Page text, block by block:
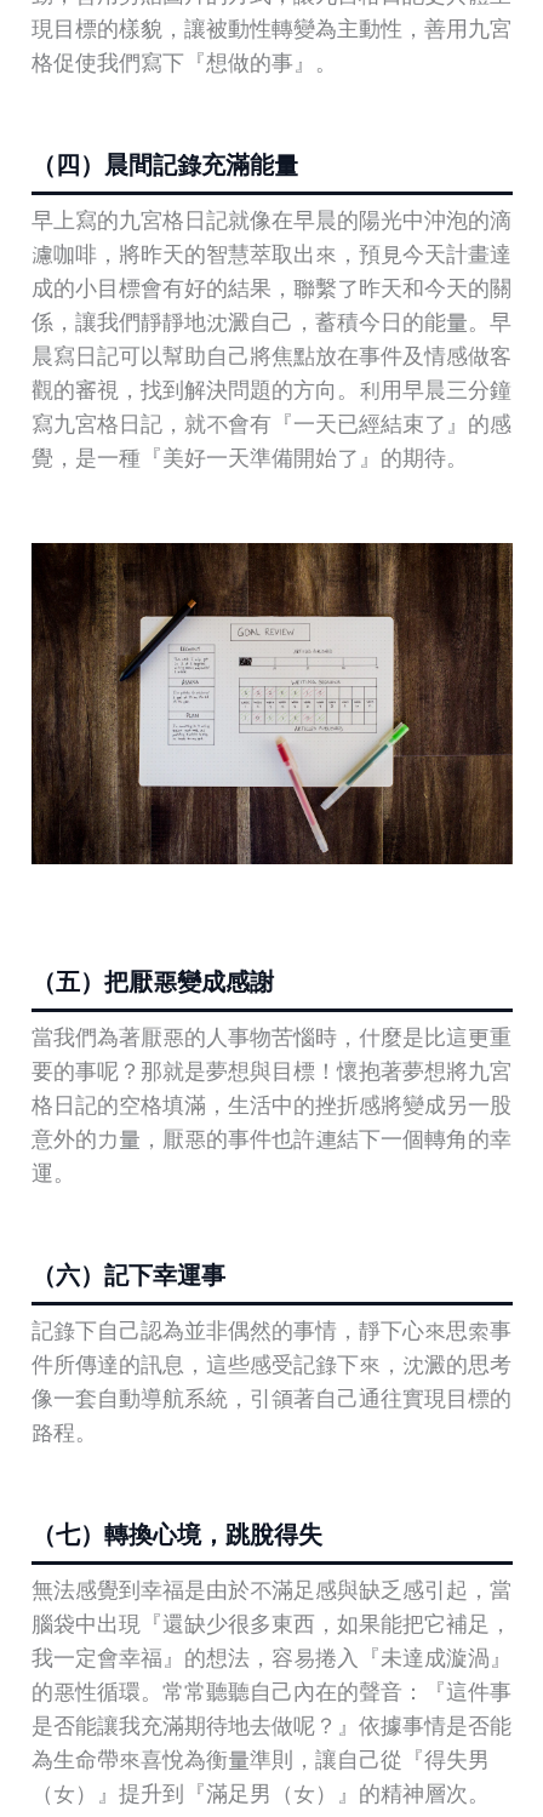
現目標的樣貌，讓被動性轉變為主動性，善用九宮
格促使我們寫下『想做的事』。
（四）晨間記錄充滿能量
早上寫的九宮格日記就像在早晨的陽光中沖泡的滴
濾咖啡，將昨天的智慧萃取出來，預見今天計畫達
成的小目標會有好的結果，聯繫了昨天和今天的關
係，讓我們靜靜地沈澱自己，蓄積今日的能量。早
晨寫日記可以幫助自己將焦點放在事件及情感做客
觀的審視，找到解決問題的方向。利用早晨三分鐘
寫九宮格日記，就不會有『一天已經結束了』的感
覺，是一種『美好一天準備開始了』的期待。
（五）把厭惡變成感謝
當我們為著厭惡的人事物苦惱時，什麼是比這更重
要的事呢？那就是夢想與目標！懷抱著夢想將九宮
格日記的空格填滿，生活中的挫折感將變成另一股
意外的力量，厭惡的事件也許連結下一個轉角的幸
運。
（六）記下幸運事
記錄下自己認為並非偶然的事情，靜下心來思索事
件所傳達的訊息，這些感受記錄下來，沈澱的思考
像一套自動導航系統，引領著自己通往實現目標的
路程。
（七）轉換心境，跳脫得失
無法感覺到幸福是由於不滿足感與缺乏感引起，當
腦袋中出現『還缺少很多東西，如果能把它補足，
我一定會幸福』的想法，容易捲入『未達成漩渦』
的惡性循環。常常聽聽自己內在的聲音：『這件事
是否能讓我充滿期待地去做呢？』依據事情是否能
為生命帶來喜悅為衡量準則，讓自己從『得失男
（女）』提升到『滿足男（女）』的精神層次。